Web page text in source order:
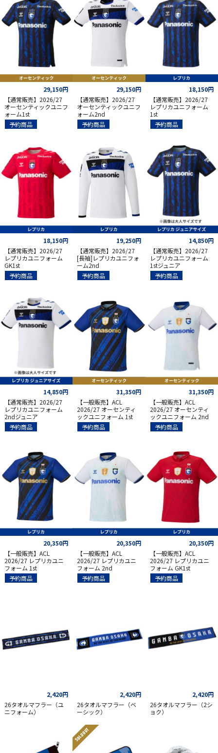
29,150円
【通常販売】2026/27
オーセンティックユニフ
ォーム1st
予約商品
29,150円
【通常販売】2026/27
オーセンティックユニフ
ォーム2nd
予約商品
18,150円
【通常販売】2026/27
レプリカユニフォーム
1st
予約商品
18,150円
【通常販売】2026/27
レプリカユニフォーム
GK1st
予約商品
19,250円
【通常販売】2026/27
[長袖]レプリカユニフォ
ーム2nd
予約商品
14,850円
【通常販売】2026/27
レプリカユニフォーム
1stジュニア
予約商品
14,850円
【通常販売】2026/27
レプリカユニフォーム
2ndジュニア
予約商品
31,350円
【一般販売】ACL
2026/27 オーセンティ
ックユニフォーム 1st
予約商品
31,350円
【一般販売】ACL
2026/27 オーセンティ
ックユニフォーム 2nd
予約商品
20,350円
【一般販売】ACL
2026/27 レプリカユニ
フォーム 1st
予約商品
20,350円
【一般販売】ACL
2026/27 レプリカユニ
フォーム 2nd
予約商品
20,350円
【一般販売】ACL
2026/27 レプリカユニ
フォーム GK1st
予約商品
2,420円
26タオルマフラー（ユ
ニフォーム）
2,420円
26タオルマフラー（ベ
ーシック）
2,420円
26タオルマフラー（2シ
ョク）
SOLD OUT